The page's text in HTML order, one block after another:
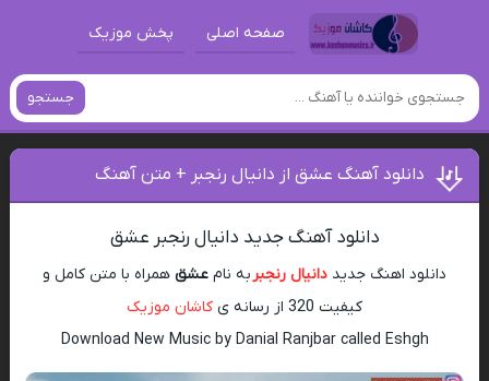
صفحه اصلی پخش موزیک
جستجو
دانلود آهنگ عشق از دانیال رنجبر + متن آهنگ
دانلود آهنگ جدید دانیال رنجبر عشق
دانلود اهنگ جدید دانیال رنجبر به نام عشق همراه با متن کامل و
کیفیت 320 از رسانه ی
کاشان موزیک
Download New Music by Danial Ranjbar called Eshgh